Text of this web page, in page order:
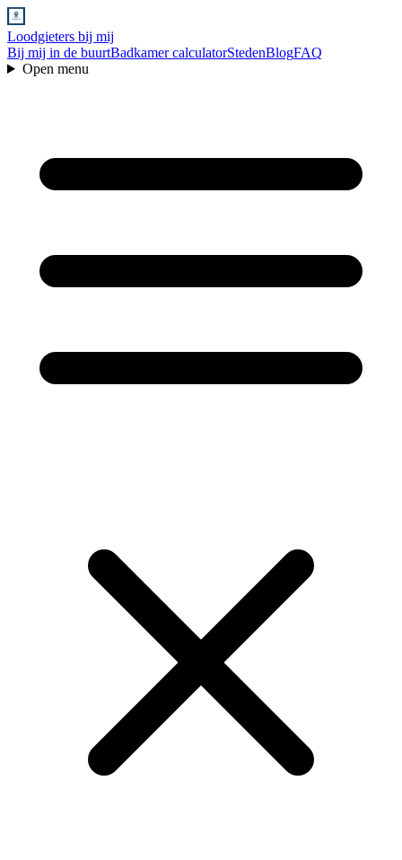
Loodgieters bij mij
Bij mij in de buurtBadkamer calculatorStedenBlogFAQ
Open menu